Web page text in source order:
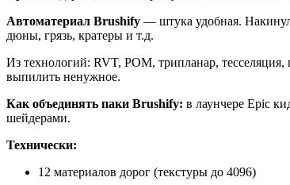
Автоматериал Brushify — штука удобная.
дюны, грязь, кратеры и т.д.
Из технологий: RVT, POM, трипланар,
выпилить ненужное.
Как объединять паки Brushify: в лаунчере Epic
шейдерами.
Технически:
12 материалов дорог (текстуры до 4096)